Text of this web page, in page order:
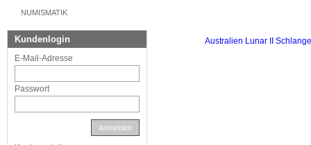
NUMISMATIK
Kundenlogin
E-Mail-Adresse
Passwort
Anmelden